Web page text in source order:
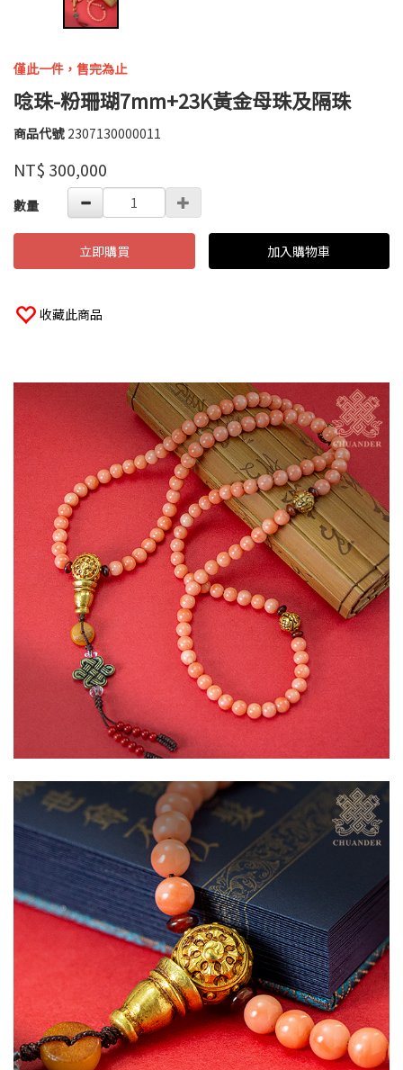
僅此一件，售完為止
唸珠-粉珊瑚7mm+23K黃金母珠及隔珠
商品代號 2307130000011
2307130000011
品牌
高
太
太
NT$ 300,000
GOODS000000000000002808672
數量
立即購買 加入購物車
收藏此商品